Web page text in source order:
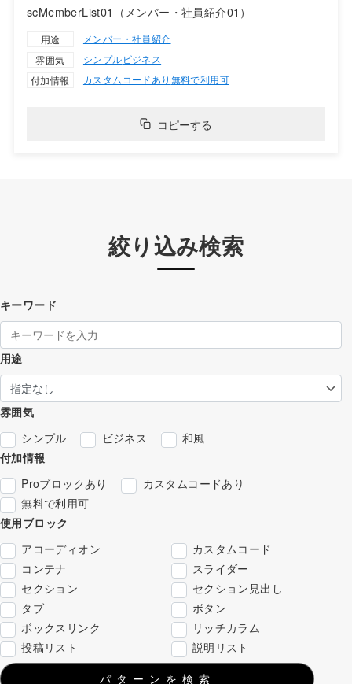
scMemberList01（メンバー・社員紹介01）
用途
メンバー・社員紹介
雰囲気
シンプルビジネス
付加情報
カスタムコードあり 無料で利用可
コピーする
絞り込み検索
キーワード
用途
雰囲気
シンプル
ビジネス
和風
付加情報
Proブロックあり
カスタムコードあり
無料で利用可
使用ブロック
アコーディオン
カスタムコード
コンテナ
スライダー
セクション
セクション見出し
タブ
ボタン
ボックスリンク
リッチカラム
投稿リスト
説明リスト
パターンを検索